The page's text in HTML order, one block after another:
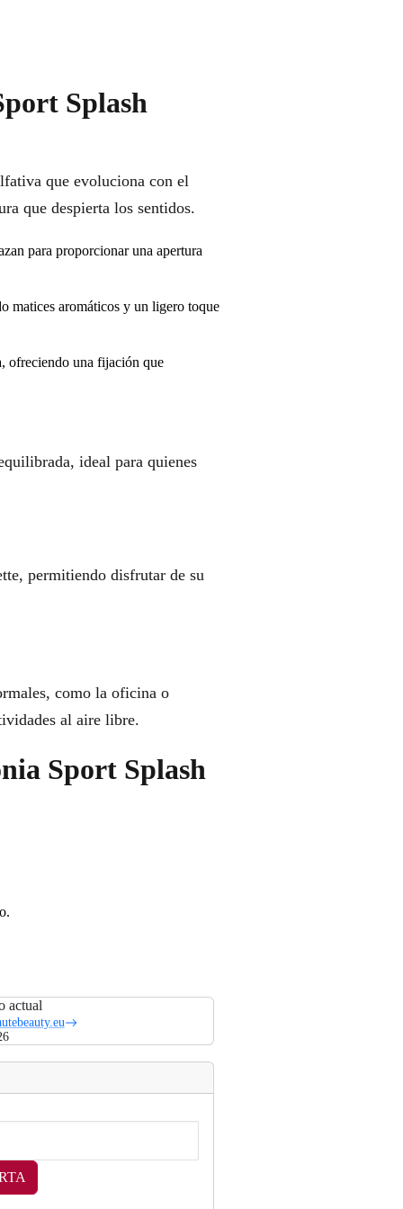
Splash
que evoluciona con el
que despierta los sentidos.
para proporcionar una apertura
matices aromáticos y un ligero toque
ofreciendo una fijación que
ideal para quienes
permitiendo disfrutar de su
como la oficina o
al aire libre.
Sport Splash
actual